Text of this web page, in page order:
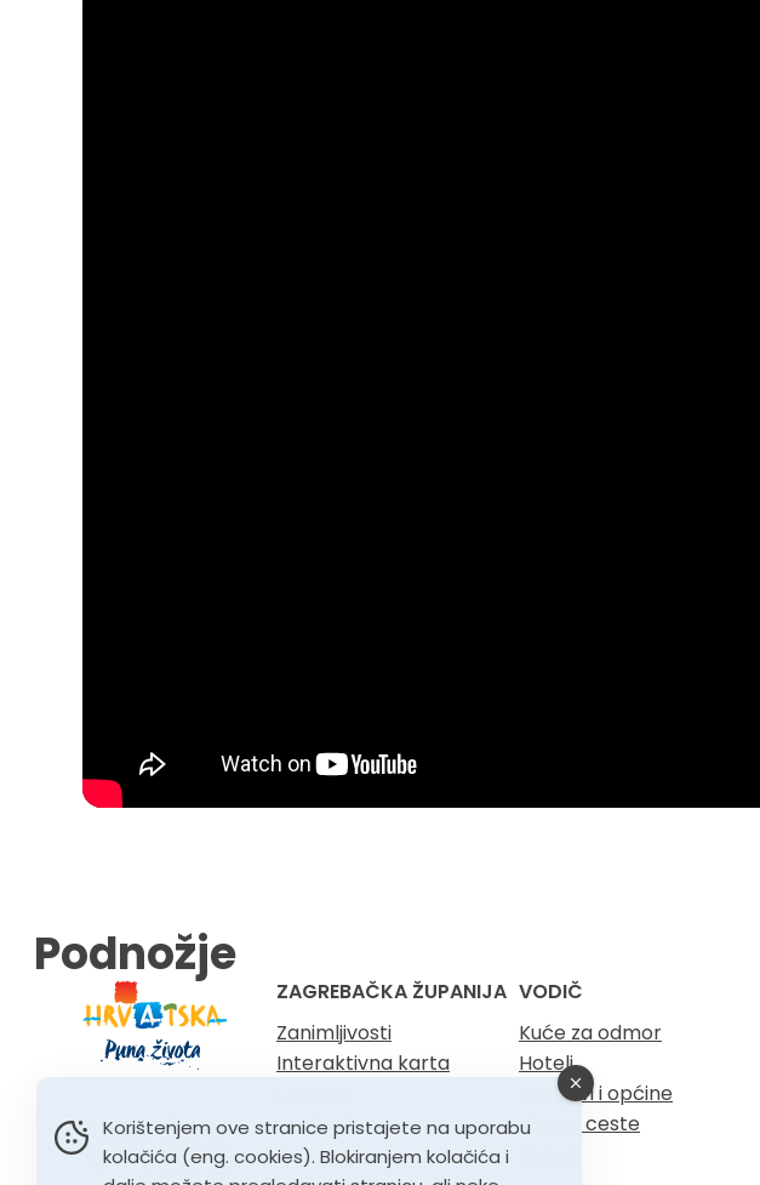
Podnožje
ZAGREBAČKA ŽUPANIJA
Zanimljivosti
Interaktivna karta
Kontakt
VODIČ
Kuće za odmor
Hoteli
Gradovi i općine
Vinske ceste
Korištenjem ove stranice pristajete na uporabu
kolačića (eng. cookies). Blokiranjem kolačića i